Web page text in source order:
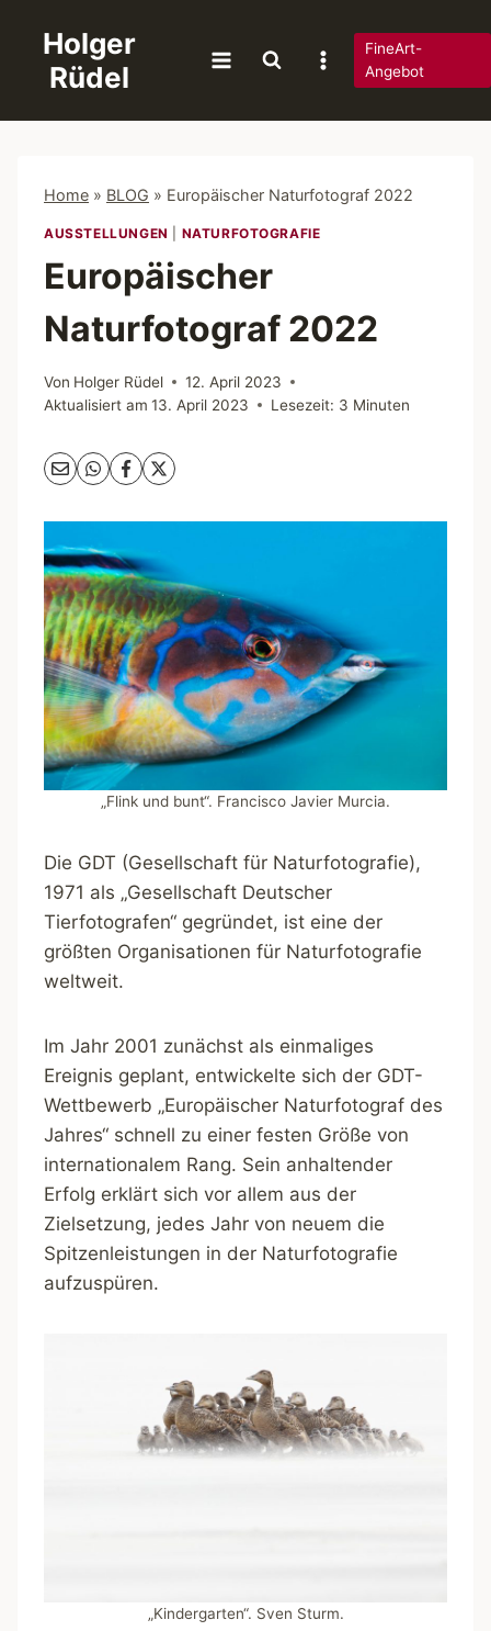
springen
Holger
Rüdel
FineArt-
Angebot
Home » BLOG » Europäischer Naturfotograf 2022
AUSSTELLUNGEN NATURFOTOGRAFIE
Europäischer
Naturfotograf 2022
Von Holger Rüdel
12. April 2023
Aktualisiert am 13. April 2023 Lesezeit: 3 Minuten
„Flink und bunt“. Francisco Javier Murcia.
Die GDT (Gesellschaft für Naturfotografie),
1971 als „Gesellschaft Deutscher
Tierfotografen“ gegründet, ist eine der
größten Organisationen für Naturfotografie
weltweit.
Im Jahr 2001 zunächst als einmaliges
Ereignis geplant, entwickelte sich der GDT-
Wettbewerb „Europäischer Naturfotograf des
Jahres“ schnell zu einer festen Größe von
internationalem Rang. Sein anhaltender
Erfolg erklärt sich vor allem aus der
Zielsetzung, jedes Jahr von neuem die
Spitzenleistungen in der Naturfotografie
aufzuspüren.
„Kindergarten“. Sven Sturm.